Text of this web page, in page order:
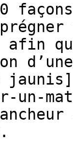
afin
un-